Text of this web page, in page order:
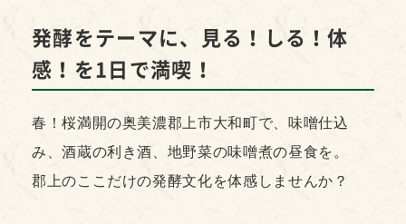
発酵をテーマに、見る！しる！体
感！を1日で満喫！
春！桜満開の奥美濃郡上市大和町で、味噌仕込
み、酒蔵の利き酒、地野菜の味噌煮の昼食を。
郡上のここだけの発酵文化を体感しませんか？